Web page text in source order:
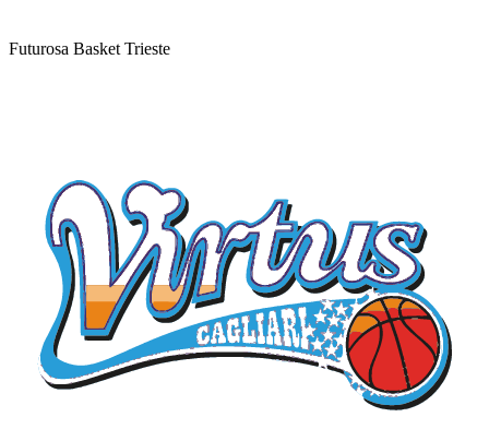
Futurosa Basket Trieste